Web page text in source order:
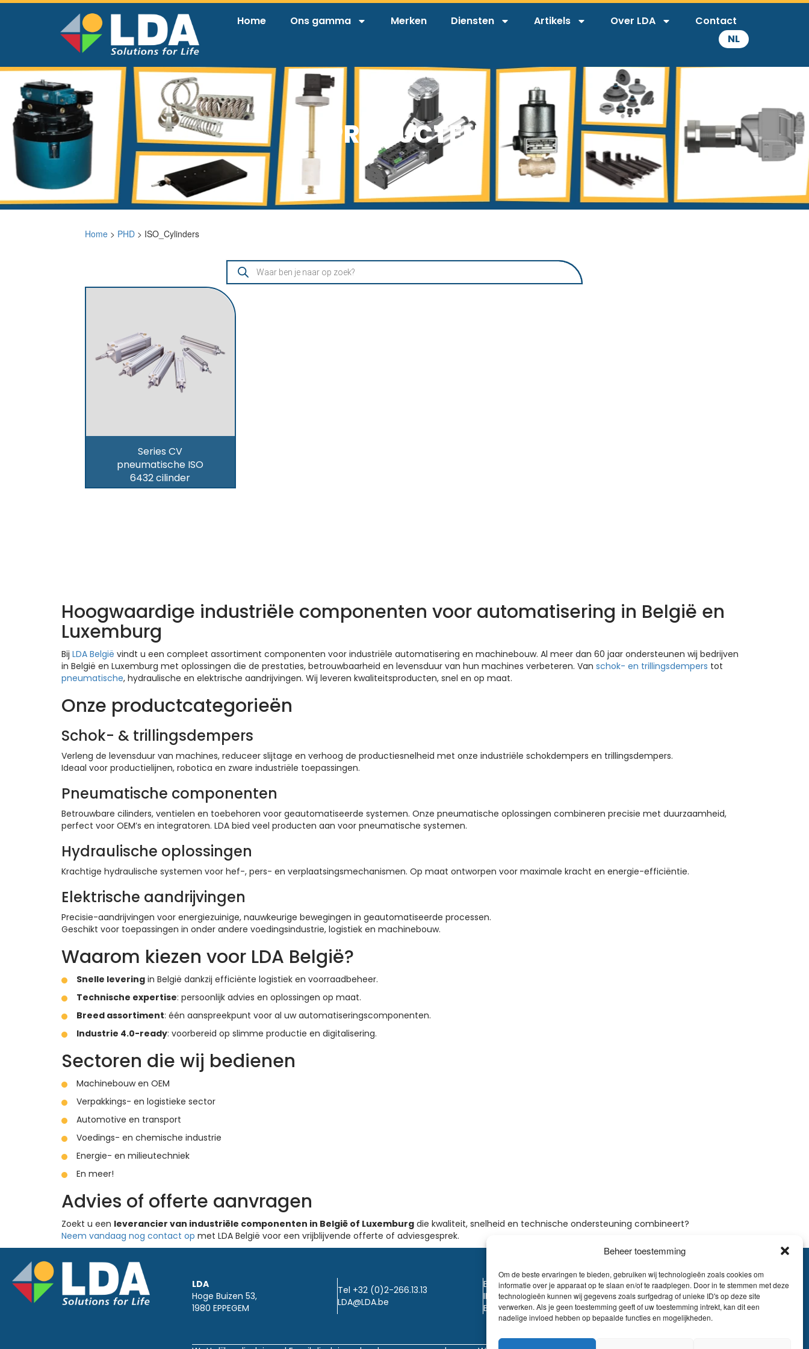
Beheer toestemming
Om de beste ervaringen te bieden, gebruiken wij technologieën zoals cookies om
informatie over je apparaat op te slaan en/of te raadplegen. Door in te stemmen met deze
technologieën kunnen wij gegevens zoals surfgedrag of unieke ID's op deze site
verwerken. Als je geen toestemming geeft of uw toestemming intrekt, kan dit een
nadelige invloed hebben op bepaalde functies en mogelijkheden.
Home Ons gamma Merken Diensten Artikels Over LDA
Contact
NL
PRODUCTEN
Home > PHD > ISO_Cylinders
Series CV
pneumatische ISO
6432 cilinder
Hoogwaardige industriële componenten voor automatisering in België en
Luxemburg
Bij LDA België vindt u een compleet assortiment componenten voor industriële automatisering en machinebouw. Al meer dan 60 jaar ondersteunen wij bedrijven
in België en Luxemburg met oplossingen die de prestaties, betrouwbaarheid en levensduur van hun machines verbeteren. Van schok- en trillingsdempers tot
pneumatische, hydraulische en elektrische aandrijvingen. Wij leveren kwaliteitsproducten, snel en op maat.
Onze productcategorieën
Schok- & trillingsdempers
Verleng de levensduur van machines, reduceer slijtage en verhoog de productiesnelheid met onze industriële schokdempers en trillingsdempers.
Ideaal voor productielijnen, robotica en zware industriële toepassingen.
Pneumatische componenten
Betrouwbare cilinders, ventielen en toebehoren voor geautomatiseerde systemen. Onze pneumatische oplossingen combineren precisie met duurzaamheid,
perfect voor OEM’s en integratoren. LDA bied veel producten aan voor pneumatische systemen.
Hydraulische oplossingen
Krachtige hydraulische systemen voor hef-, pers- en verplaatsingsmechanismen. Op maat ontworpen voor maximale kracht en energie-efficiëntie.
Elektrische aandrijvingen
Precisie-aandrijvingen voor energiezuinige, nauwkeurige bewegingen in geautomatiseerde processen.
Geschikt voor toepassingen in onder andere voedingsindustrie, logistiek en machinebouw.
Waarom kiezen voor LDA België?
Snelle levering in België dankzij efficiënte logistiek en voorraadbeheer.
Technische expertise: persoonlijk advies en oplossingen op maat.
Breed assortiment: één aanspreekpunt voor al uw automatiseringscomponenten.
Industrie 4.0-ready: voorbereid op slimme productie en digitalisering.
Sectoren die wij bedienen
Machinebouw en OEM
Verpakkings- en logistieke sector
Automotive en transport
Voedings- en chemische industrie
Energie- en milieutechniek
En meer!
Advies of offerte aanvragen
Zoekt u een leverancier van industriële componenten in België of Luxemburg die kwaliteit, snelheid en technische ondersteuning combineert?
Neem vandaag nog contact op met LDA België voor een vrijblijvende offerte of adviesgesprek.
LDA
Hoge Buizen 53,
1980 EPPEGEM
Tel +32 (0)2-266.13.13
LDA@LDA.be
BTW: BE0405.895.609
IBAN: KBC / BE51 7340 2410 9862
BIC: KBC / KREDBEBB